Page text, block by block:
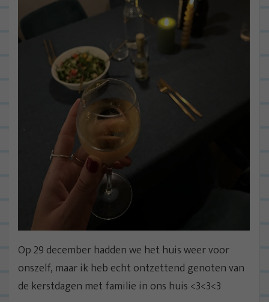
Op 29 december hadden we het huis weer voor
onszelf, maar ik heb echt ontzettend genoten van
de kerstdagen met familie in ons huis <3<3<3